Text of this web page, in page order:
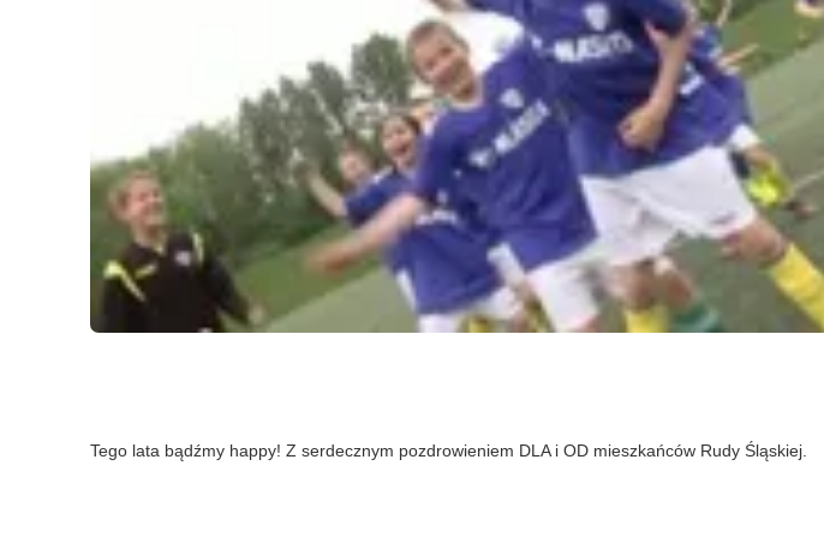
Tego lata bądźmy happy! Z serdecznym pozdrowieniem DLA i OD mieszkańców Rudy Śląskiej.